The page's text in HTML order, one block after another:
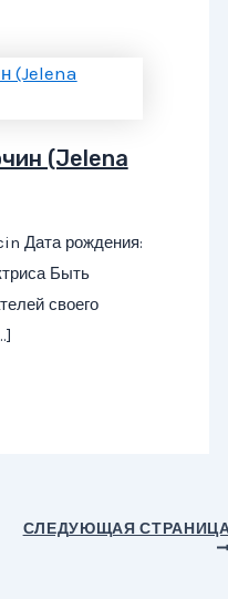
(Jelena
Дата рождения:
Быть
своего
СЛЕДУЮЩАЯ